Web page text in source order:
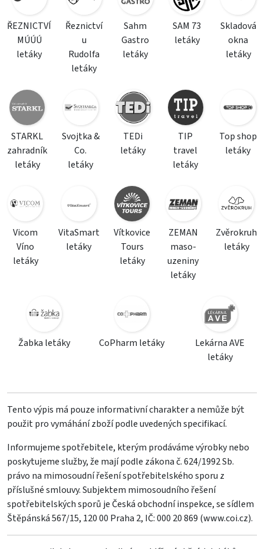
ŘEZNICTVÍ
MÚÚÚ
letáky
Řeznictví
u
Rudolfa
letáky
Sahm
Gastro
letáky
SAM 73
letáky
Skladová
okna
letáky
STARKL
zahradník
letáky
Svojtka &
Co.
letáky
TEDi
letáky
TIP
travel
letáky
Top shop
letáky
Vicom
Víno
letáky
VitaSmart
letáky
Vítkovice
Tours
letáky
ZEMAN
maso-
uzeniny
letáky
Zvěrokruh
letáky
Žabka letáky CoPharm letáky
Lekárna AVE
letáky
Tento výpis má pouze informativní charakter a nemůže být
použit pro vymáhání zboží podle uvedených specifikací.
Informujeme spotřebitele, kterým prodáváme výrobky nebo
poskytujeme služby, že mají podle zákona č. 624/1992 Sb.
právo na mimosoudní řešení spotřebitelského sporu z
příslušné smlouvy. Subjektem mimosoudního řešení
spotřebitelských sporů je Česká obchodní inspekce, se sídlem
Štěpánská 567/15, 120 00 Praha 2, IČ: 000 20 869 (www.coi.cz).